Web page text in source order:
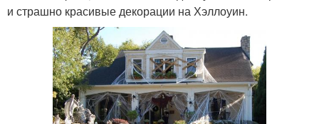
и страшно красивые декорации на Хэллоуин.